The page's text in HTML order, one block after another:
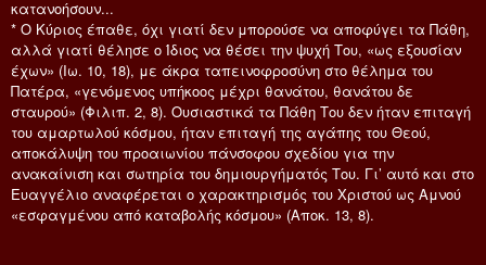
κατανοήσουν...
* Ο Κύριος έπαθε, όχι γιατί δεν μπορούσε να αποφύγει τα Πάθη,
αλλά γιατί θέλησε ο Ίδιος να θέσει την ψυχή Του, «ως εξουσίαν
έχων» (Ιω. 10, 18), με άκρα ταπεινοφροσύνη στο θέλημα του
Πατέρα, «γενόμενος υπήκοος μέχρι θανάτου, θανάτου δε
σταυρού» (Φιλιπ. 2, 8). Ουσιαστικά τα Πάθη Του δεν ήταν επιταγή
του αμαρτωλού κόσμου, ήταν επιταγή της αγάπης του Θεού,
αποκάλυψη του προαιωνίου πάνσοφου σχεδίου για την
ανακαίνιση και σωτηρία του δημιουργήματός Του. Γι’ αυτό και στο
Ευαγγέλιο αναφέρεται ο χαρακτηρισμός του Χριστού ως Αμνού
«εσφαγμένου από καταβολής κόσμου» (Αποκ. 13, 8).